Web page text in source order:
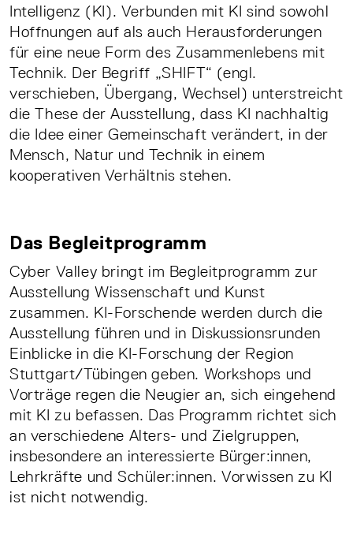
Intelligenz (KI). Verbunden mit KI sind sowohl
Hoffnungen auf als auch Herausforderungen
für eine neue Form des Zusammenlebens mit
Technik. Der Begriff „SHIFT“ (engl.
verschieben, Übergang, Wechsel) unterstreicht
die These der Ausstellung, dass KI nachhaltig
die Idee einer Gemeinschaft verändert, in der
Mensch, Natur und Technik in einem
kooperativen Verhältnis stehen.
Das Begleitprogramm
Cyber Valley bringt im Begleitprogramm zur
Ausstellung Wissenschaft und Kunst
zusammen. KI-Forschende werden durch die
Ausstellung führen und in Diskussionsrunden
Einblicke in die KI-Forschung der Region
Stuttgart/Tübingen geben. Workshops und
Vorträge regen die Neugier an, sich eingehend
mit KI zu befassen. Das Programm richtet sich
an verschiedene Alters- und Zielgruppen,
insbesondere an interessierte Bürger:innen,
Lehrkräfte und Schüler:innen. Vorwissen zu KI
ist nicht notwendig.